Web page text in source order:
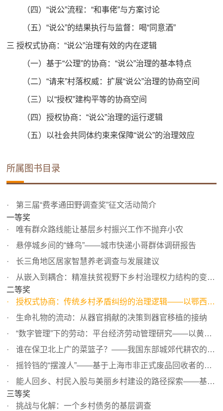
（四）“说公”流程：“和事佬”与方案讨论
（五）“说公”的结果执行与监督：喝“同意酒”
三 授权式协商：“说公”治理有效的内在逻辑
（一）基于“公理”的协商：“说公”治理的基本特点
（二）“请来”村落权威：扩展“说公”治理的协商空间
（三）以“授权”建构平等的协商空间
（四）授权协商：“说公”治理的运行逻辑
（五）以社会共同体约束来保障“说公”的治理效应
所属图书目录
第三届“费孝通田野调查奖”征文活动简介
一等奖
唯有群众路线能让基层乡村振兴工作不抛弃小农
悬停城乡间的“蜂鸟”——城市快递小哥群体调研报告
长三角地区居家智慧养老调查与发展建议
从嵌入到耦合：精准扶贫视野下乡村治理权力结构的变革——...
二等奖
授权式协商：传统乡村矛盾纠纷的治理逻辑——以鄂西余家桥...
生命礼物的流动：从器官捐献的决策到器官移植的接纳
“数字管理”下的劳动：平台经济劳动管理研究——以黄村“...
谁在保卫北上广的菜篮子？——我国东部城郊代耕农的夫妻生...
摇铃铛的“摆渡人”——基于上海市非正式废品回收者的调查
能人回乡、村民入股与美丽乡村建设的路径探索——基于鄂中...
三等奖
挑战与化解：一个乡村债务的基层调查